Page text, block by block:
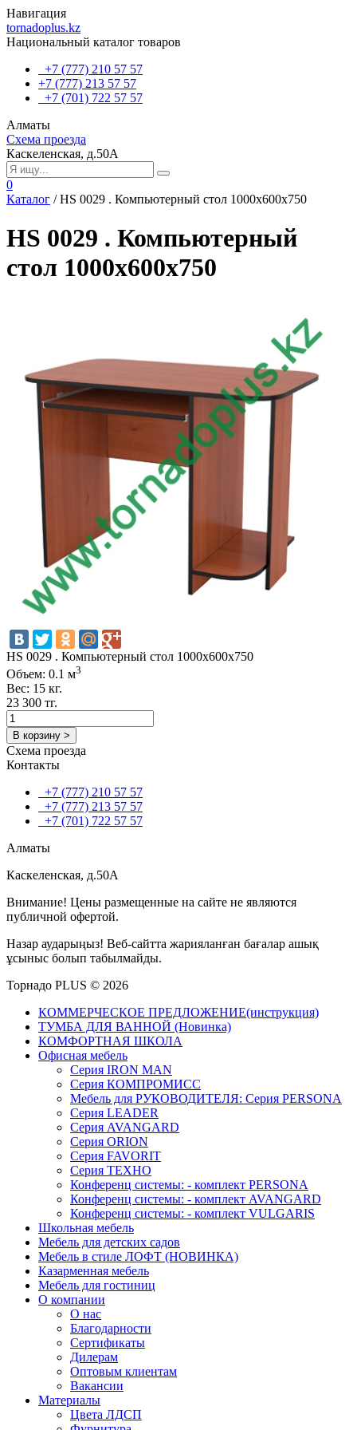
Навигация
tornadoplus.kz
Национальный каталог товаров
+7 (777) 210 57 57
+7 (777) 213 57 57
+7 (701) 722 57 57
Алматы
Схема проезда
Каскеленская, д.50А
0
Каталог /HS 0029 . Компьютерный стол 1000х600х750
HS 0029 . Компьютерный
стол 1000х600х750
HS 0029 . Компьютерный стол 1000х600х750
Объем: 0.1 м3
Вес: 15 кг.
23 300 тг.
В корзину >
Схема проезда
Контакты
+7 (777) 210 57 57
+7 (777) 213 57 57
+7 (701) 722 57 57
Алматы
Каскеленская, д.50А
Внимание! Цены размещенные на сайте не являются
публичной офертой.
Назар аударыңыз! Веб-сайтта жарияланған бағалар ашық
ұсыныс болып табылмайды.
Торнадо PLUS © 2026
КОММЕРЧЕСКОЕ ПРЕДЛОЖЕНИЕ(инструкция)
ТУМБА ДЛЯ ВАННОЙ (Новинка)
КОМФОРТНАЯ ШКОЛА
Офисная мебель
Серия IRON MAN
Серия КОМПРОМИСС
Мебель для РУКОВОДИТЕЛЯ: Серия PERSONA
Серия LEADER
Серия AVANGARD
Серия ORION
Серия FAVORIT
Серия ТЕХНО
Конференц системы: - комплект PERSONA
Конференц системы: - комплект AVANGARD
Конференц системы: - комплект VULGARIS
Школьная мебель
Мебель для детских садов
Мебель в стиле ЛОФТ (НОВИНКА)
Казарменная мебель
Мебель для гостиниц
О компании
О нас
Благодарности
Сертификаты
Дилерам
Оптовым клиентам
Вакансии
Материалы
Цвета ЛДСП